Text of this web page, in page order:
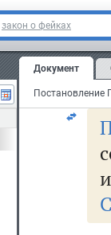
закон о фейках
Документ